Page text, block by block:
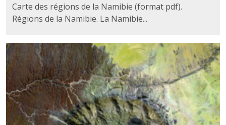
Carte des régions de la Namibie (format pdf).
Régions de la Namibie. La Namibie...